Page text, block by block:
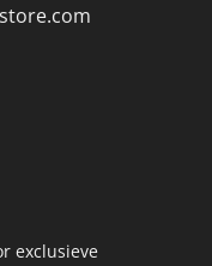
exclusieve